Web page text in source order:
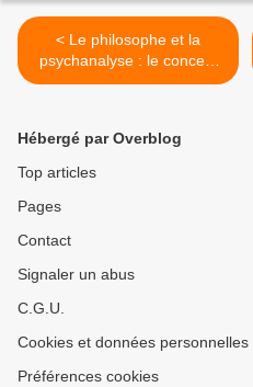
< Le philosophe et la
psychanalyse : le concept
de vérité en crise
Hébergé par Overblog
Top articles
Pages
Contact
Signaler un abus
C.G.U.
Cookies et données personnelles
Préférences cookies